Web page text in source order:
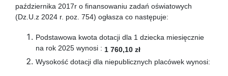
października 2017r o finansowaniu zadań oświatowych
(Dz.U.z 2024 r. poz. 754) ogłasza co następuje:
Podstawowa kwota dotacji dla 1 dziecka miesięcznie
na rok 2025 wynosi : 1 760,10 zł
Wysokość dotacji dla niepublicznych placówek wynosi: